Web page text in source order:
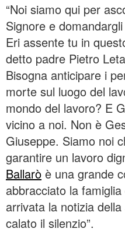
“Noi siamo qui per
Signore e
Eri assente tu in
detto padre Pietro
Bisogna anticipare i
morte sul luogo del
mondo del lavoro? E
vicino a noi. Non è
Giuseppe. Siamo noi
garantire un lavoro
Ballarò è una grande
abbracciato la
arrivata la notizia
calato il silenzio”.